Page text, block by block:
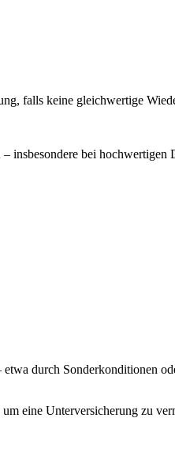
falls keine gleichwertige
insbesondere bei hochwertigen
durch Sonderkonditionen
eine Unterversicherung zu